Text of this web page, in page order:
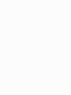
7